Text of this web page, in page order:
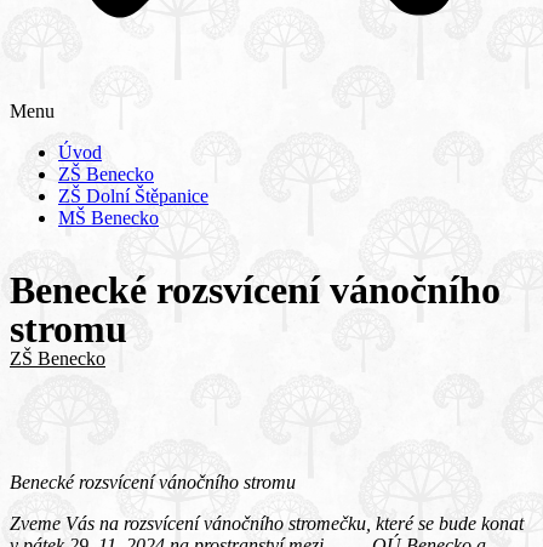
Menu
Úvod
ZŠ Benecko
ZŠ Dolní Štěpanice
MŠ Benecko
Benecké rozsvícení vánočního
stromu
ZŠ Benecko
Benecké rozsvícení vánočního stromu
Zveme Vás na rozsvícení vánočního stromečku, které se bude konat